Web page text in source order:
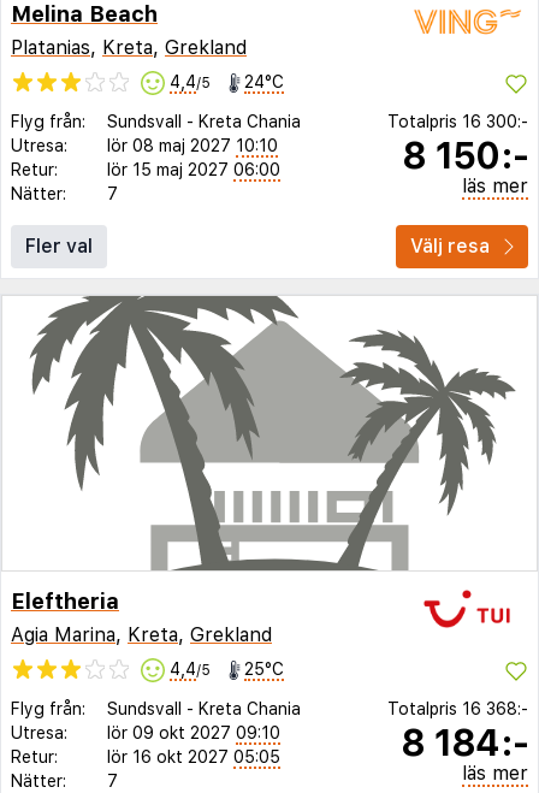
Melina Beach
Platanias, Kreta, Grekland
4,4/5 24°C
Flyg från: Sundsvall - Kreta Chania
Utresa:
lör 08 maj 2027 10:10
Retur:
lör 15 maj 2027 06:00
Nätter:
7
Totalpris 16 300:-
8 150:-
läs mer
Fler val Välj resa
Eleftheria
Agia Marina, Kreta, Grekland
4,4/5 25°C
Flyg från: Sundsvall - Kreta Chania
Utresa:
lör 09 okt 2027 09:10
Retur:
lör 16 okt 2027 05:05
Nätter:
7
Totalpris 16 368:-
8 184:-
läs mer